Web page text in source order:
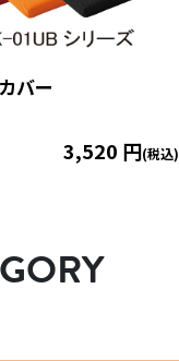
バー
3,520 円(税込)